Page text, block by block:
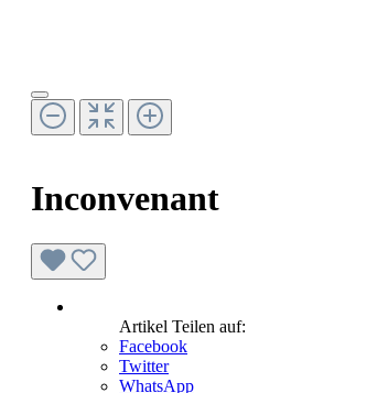
Inconvenant
Artikel Teilen auf:
Facebook
Twitter
WhatsApp